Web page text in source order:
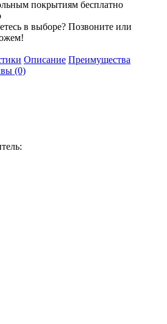
в выборе? Позвоните или
Описание Преимущества
(0)